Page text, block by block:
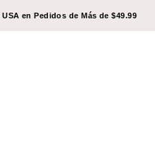
en Pedidos de Más de $49.99